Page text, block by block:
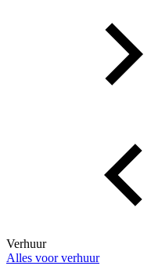
Verhuur
Alles voor verhuur